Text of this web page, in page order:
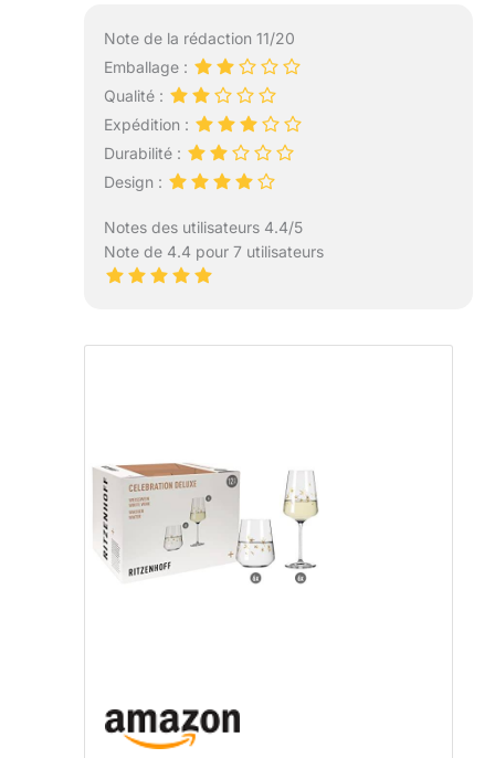
Note de la rédaction 11/20
Emballage :
Qualité :
Expédition :
Durabilité :
Design :
Notes des utilisateurs 4.4/5
Note de 4.4 pour 7 utilisateurs